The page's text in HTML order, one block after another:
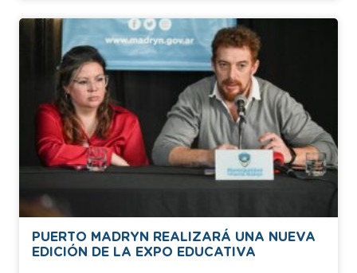
PUERTO MADRYN REALIZARÁ UNA NUEVA
EDICIÓN DE LA EXPO EDUCATIVA